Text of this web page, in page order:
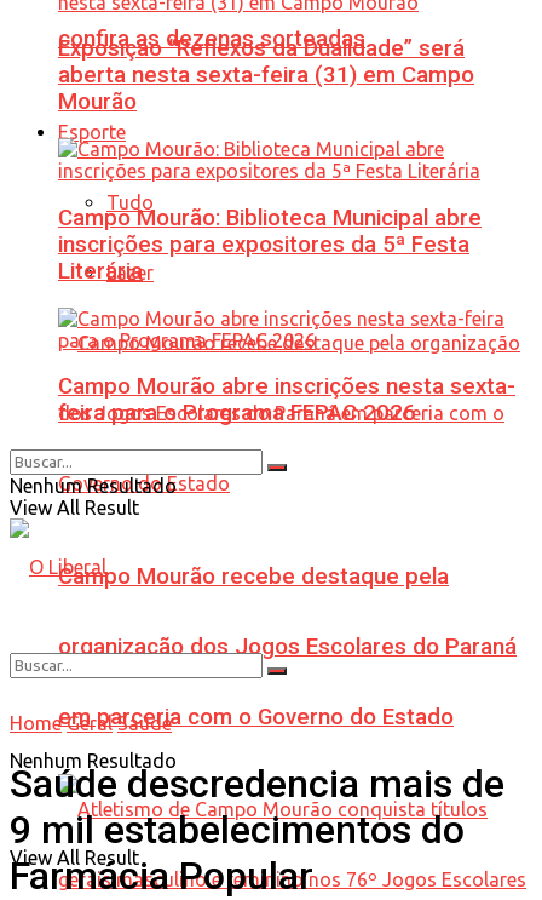
confira as dezenas sorteadas
Esporte
Tudo
Lazer
Campo Mourão recebe destaque pela
organização dos Jogos Escolares do Paraná
em parceria com o Governo do Estado
Exposição “Reflexos da Dualidade” será
aberta nesta sexta-feira (31) em Campo
Mourão
Campo Mourão: Biblioteca Municipal abre
inscrições para expositores da 5ª Festa
Literária
Campo Mourão abre inscrições nesta sexta-
feira para o Programa FEPAC 2026
Nenhum Resultado
View All Result
Nenhum Resultado
View All Result
Home Geral Saúde
Saúde descredencia mais de
9 mil estabelecimentos do
Farmácia Popular